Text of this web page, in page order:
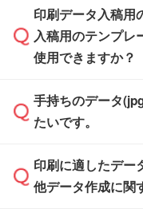
※土日祝日を除く
※沖縄・離島は追
ザインソフトが
また、「データ作
せいただければ
タを1点作成いた
Illustratorや
ザインソフトで
い方は、完全デー
積・ご注文フォ
ください。
ご入稿後は経験
がないかチェッ
刷に進みますの
印刷データ入稿用
入稿用のテンプ
使用できますか？
一部商品は入稿
ます。各商品ペ
入稿用のテンプ
Illustratorや
手持ちのデータ
たいです。
印刷に適したデ
タッフが事前に確
印刷に適したデー
他データ作成に関